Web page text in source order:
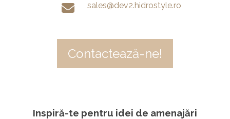
sales@dev2.hidrostyle.ro
Contactează-ne!
Inspiră-te pentru idei de amenajări